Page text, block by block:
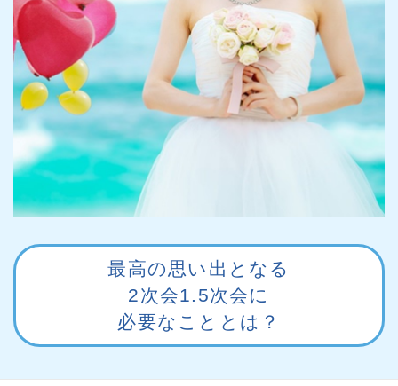
最高の思い出となる
2次会1.5次会に
必要なこととは？